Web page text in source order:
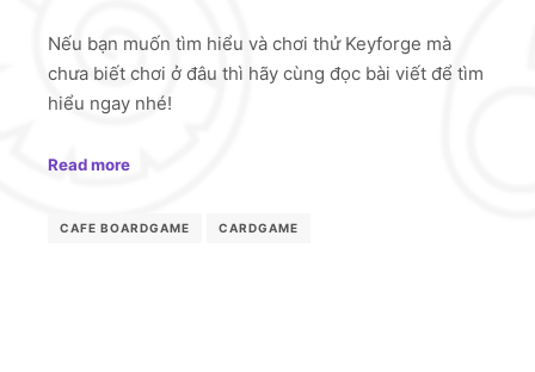
Nếu bạn muốn tìm hiểu và chơi thử Keyforge mà
chưa biết chơi ở đâu thì hãy cùng đọc bài viết để tìm
hiểu ngay nhé!
Read more
CAFE BOARDGAME CARDGAME